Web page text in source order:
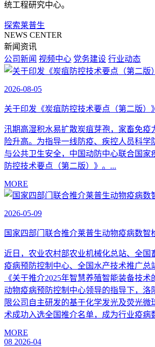
统工程研究中心。
探索莱普生
NEWS CENTER
新闻资讯
公司新闻 视频中心 党务建设 行业动态
2026-08-05
关于印发《炭疽防控技术要点（第二版）
汛期高湿积水易扩散炭疽芽孢，家畜免疫
险升高。为指导一线防疫、疾控人员科学
与公共卫生安全，中国动防中心联合国家
防控技术要点（第二版）》。...
MORE
2026-05-09
国家四部门联合推介莱普生动物疫病数智
近日，农业农村部农业机械化总站、全国
疫病预防控制中心、全国水产技术推广总
《关于推介2025年智慧养殖智能装备技
动物疫病预防控制中心领导的指导下，洛
限公司自主研发的基于化学发光及荧光微
术成功入选全国推介名单，成为行业疫病
MORE
08 2026-04